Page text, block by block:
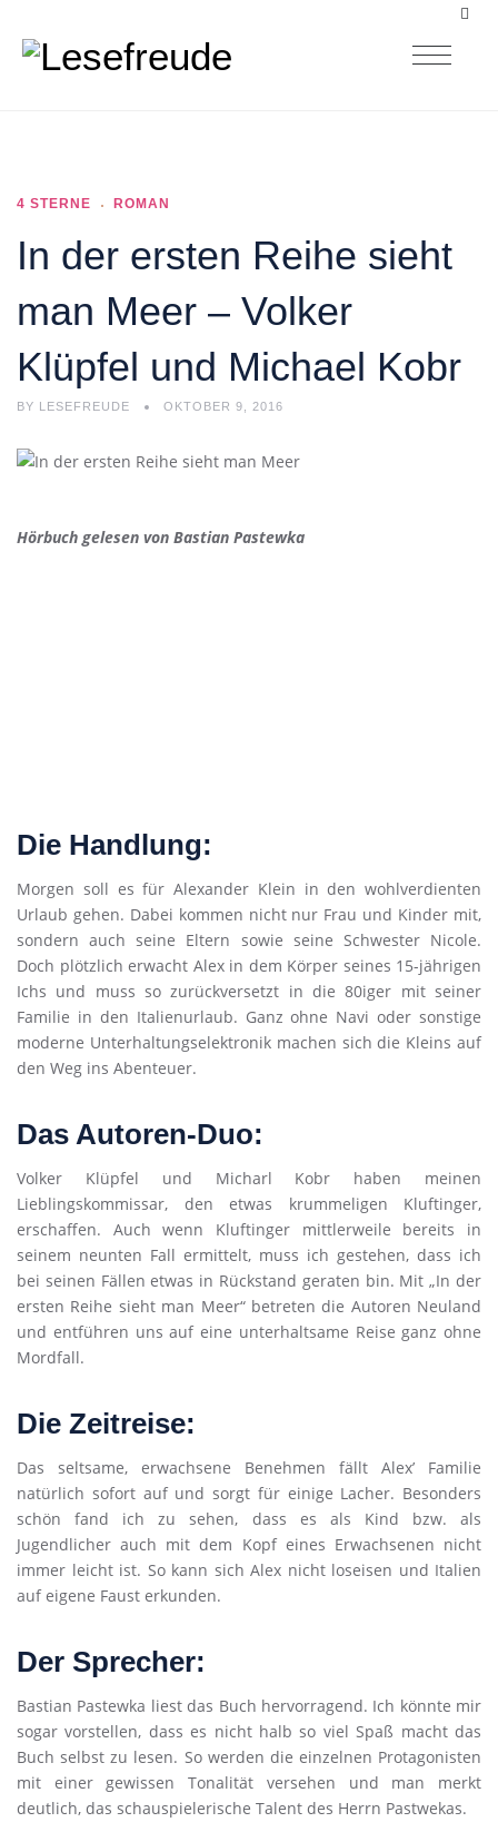
4 STERNE ROMAN
In der ersten Reihe sieht
man Meer – Volker
Klüpfel und Michael Kobr
BY LESEFREUDE OKTOBER 9, 2016
Hörbuch gelesen von Bastian Pastewka
Die Handlung:
Morgen soll es für Alexander Klein in den wohlverdienten
Urlaub gehen. Dabei kommen nicht nur Frau und Kinder mit,
sondern auch seine Eltern sowie seine Schwester Nicole.
Doch plötzlich erwacht Alex in dem Körper seines 15-jährigen
Ichs und muss so zurückversetzt in die 80iger mit seiner
Familie in den Italienurlaub. Ganz ohne Navi oder sonstige
moderne Unterhaltungselektronik machen sich die Kleins auf
den Weg ins Abenteuer.
Das Autoren-Duo:
Volker Klüpfel und Micharl Kobr haben meinen
Lieblingskommissar, den etwas krummeligen Kluftinger,
erschaffen. Auch wenn Kluftinger mittlerweile bereits in
seinem neunten Fall ermittelt, muss ich gestehen, dass ich
bei seinen Fällen etwas in Rückstand geraten bin. Mit „In der
ersten Reihe sieht man Meer“ betreten die Autoren Neuland
und entführen uns auf eine unterhaltsame Reise ganz ohne
Mordfall.
Die Zeitreise:
Das seltsame, erwachsene Benehmen fällt Alex’ Familie
natürlich sofort auf und sorgt für einige Lacher. Besonders
schön fand ich zu sehen, dass es als Kind bzw. als
Jugendlicher auch mit dem Kopf eines Erwachsenen nicht
immer leicht ist. So kann sich Alex nicht loseisen und Italien
auf eigene Faust erkunden.
Der Sprecher:
Bastian Pastewka liest das Buch hervorragend. Ich könnte mir
sogar vorstellen, dass es nicht halb so viel Spaß macht das
Buch selbst zu lesen. So werden die einzelnen Protagonisten
mit einer gewissen Tonalität versehen und man merkt
deutlich, das schauspielerische Talent des Herrn Pastwekas.